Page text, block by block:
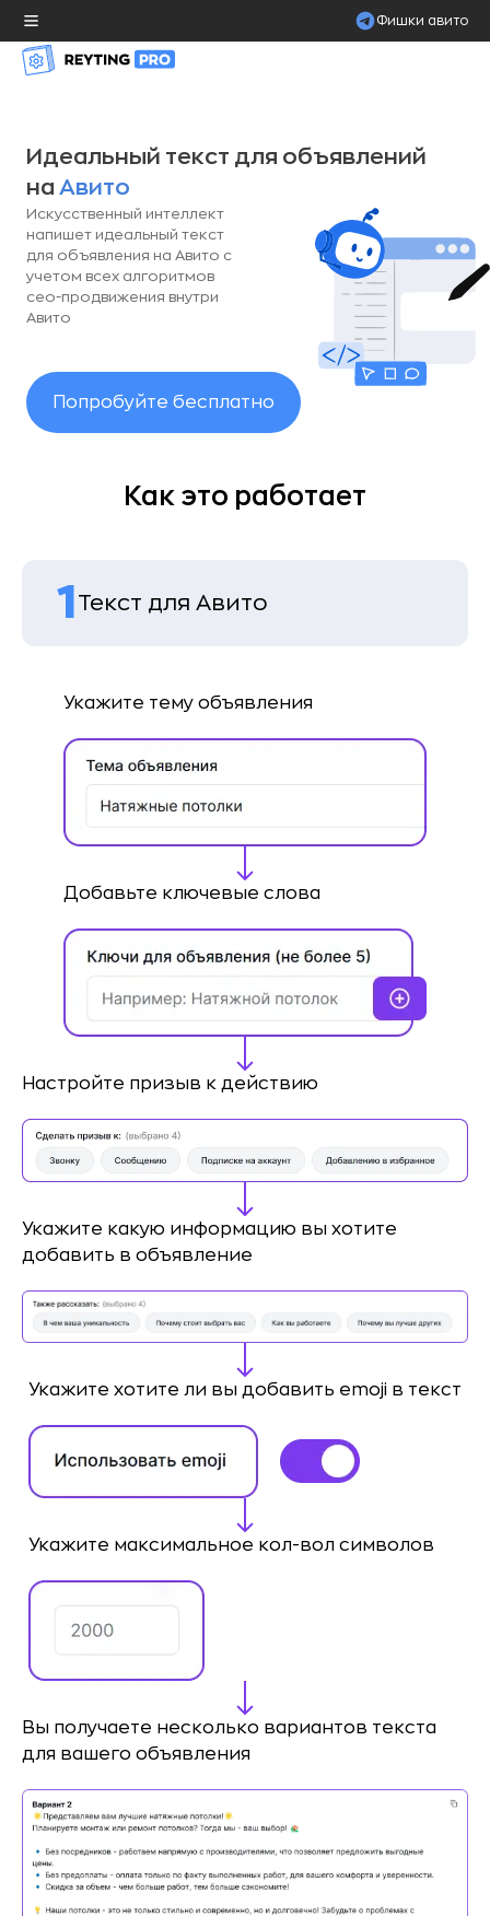
Чат-бот
Интеграция с амо срм
AI текст
Реферальная программа
Фишки авито
Идеальный текст для объявлений
на Авито
Искусственный интеллект
напишет идеальный текст
для объявления на Авито с
учетом всех алгоритмов
сео-продвижения внутри
Авито
Попробуйте бесплатно
Как это работает
1 Текст для Авито
Укажите тему объявления
Добавьте ключевые слова
Настройте призыв к действию
Укажите какую информацию вы хотите
добавить в объявление
Укажите хотите ли вы добавить emoji в текст
Укажите максимальное кол-вол символов
Вы получаете несколько вариантов текста
для вашего объявления